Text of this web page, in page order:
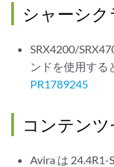
シャーシ
SRX4200/
ンドを使用する
PR1789245
コンテン
Avira は 24.4R1-